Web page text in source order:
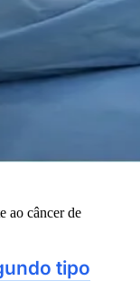
ao câncer de
tipo